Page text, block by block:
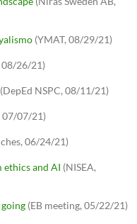
(YMAT, 08/29/21)
08/26/21)
(DepEd NSPC, 08/11/21)
07/07/21)
06/24/21)
ethics and AI (NISEA,
(EB meeting, 05/22/21)